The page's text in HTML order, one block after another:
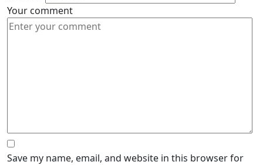
Your comment
Save my name, email, and website in this browser for